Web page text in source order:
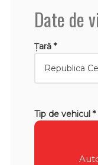
Date de
Țară *
Tip de vehicul *